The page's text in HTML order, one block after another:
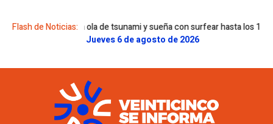
Flash de Noticias:
una ola de tsunami y sueña con surfear hasta los 100 años
Jueves 6 de agosto de 2026